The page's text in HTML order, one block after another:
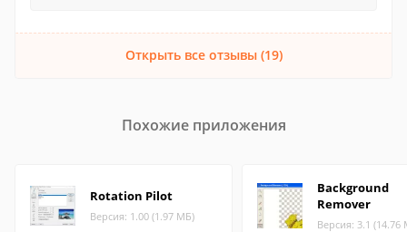
Открыть все отзывы (19)
Похожие приложения
Rotation Pilot
Версия: 1.00 (1.97 МБ)
Background
Remover
Версия: 3.1 (14.76